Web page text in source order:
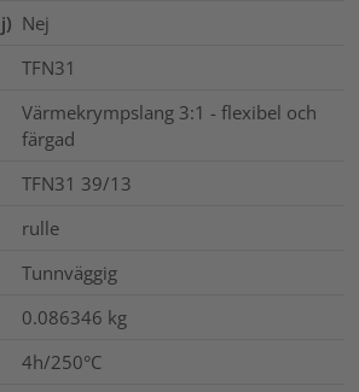
Nej
TFN31
Värmekrympslang 3:1 - flexibel och
färgad
TFN31 39/13
rulle
Tunnväggig
0.086346 kg
4h/250°C